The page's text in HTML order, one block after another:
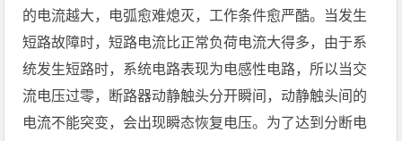
的电流越大，电弧愈难熄灭，工作条件愈严酷。当发生
短路故障时，短路电流比正常负荷电流大得多，由于系
统发生短路时，系统电路表现为电感性电路，所以当交
流电压过零，断路器动静触头分开瞬间，动静触头间的
电流不能突变，会出现瞬态恢复电压。为了达到分断电